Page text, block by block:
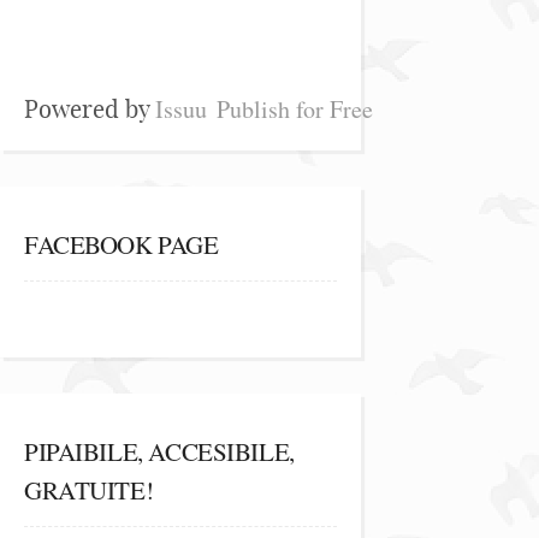
Powered byIssuu Publish for Free
FACEBOOK PAGE
PIPAIBILE, ACCESIBILE,
GRATUITE!